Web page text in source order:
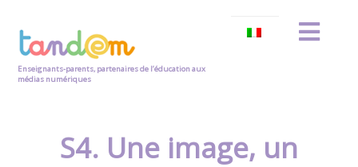
Enseignants-parents, partenaires de l’éducation aux
médias numériques
S4. Une image, un